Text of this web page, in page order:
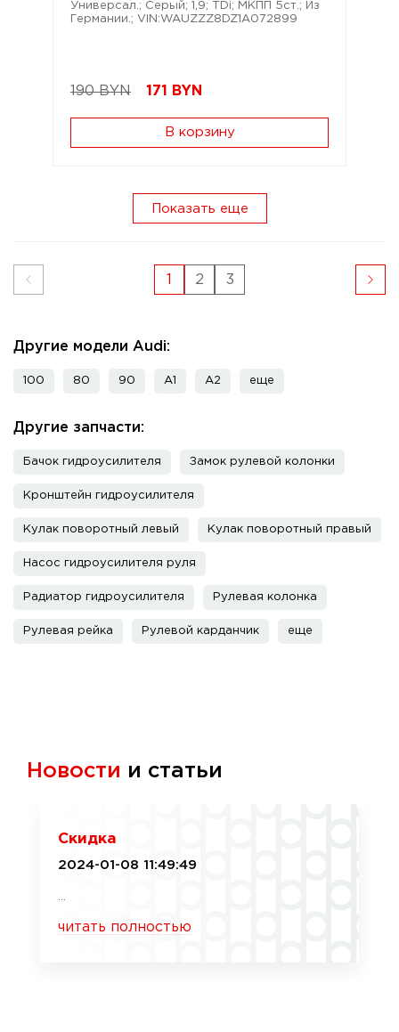
Универсал.; Серый; 1,9; TDi; МКПП 5ст.; Из
Германии.; VIN:WAUZZZ8DZ1A072899
190 BYN 171 BYN
В корзину
Показать еще
1 2 3
Другие модели Audi:
100 80 90 A1 A2 еще
Другие запчасти:
Бачок гидроусилителя Замок рулевой колонки
Кронштейн гидроусилителя
Кулак поворотный левый Кулак поворотный правый
Насос гидроусилителя руля
Радиатор гидроусилителя Рулевая колонка
Рулевая рейка Рулевой карданчик еще
Новости и статьи
Скидка
2024-01-08 11:49:49
читать полностью